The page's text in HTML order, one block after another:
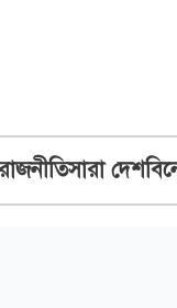
সারা দেশ